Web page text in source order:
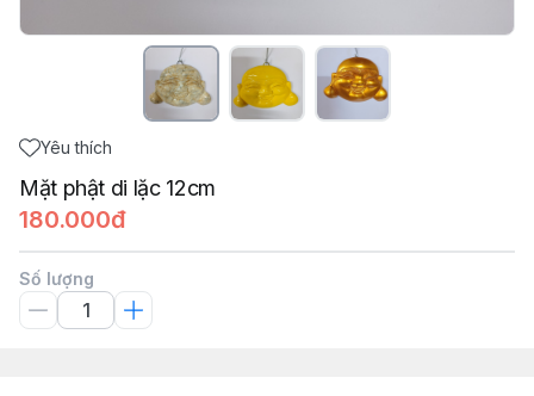
Yêu thích
Mặt phật di lặc 12cm
180.000đ
Số lượng